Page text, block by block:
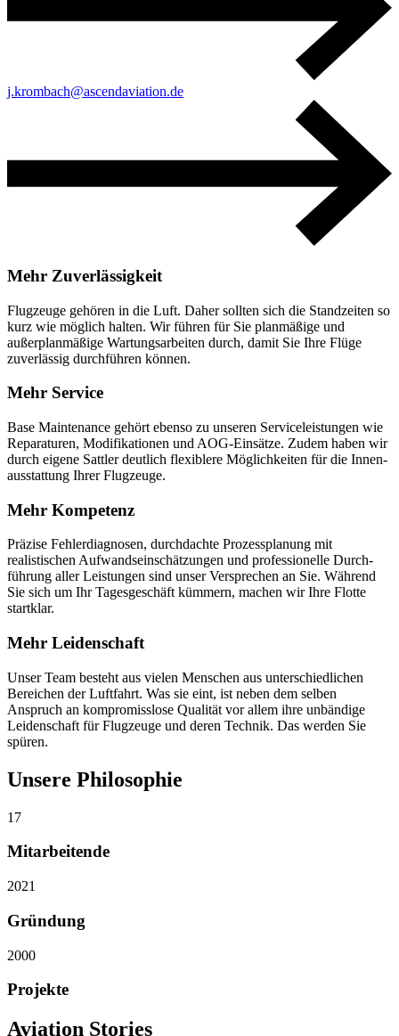
j.krombach@ascendaviation.de
Mehr Zuverläs­sigkeit
Flugzeuge gehören in die Luft. Daher sollten sich die Standzeiten so
kurz wie möglich halten. Wir führen für Sie planmäßige und
außerplan­mäßige Wartungs­arbeiten durch, damit Sie Ihre Flüge
zuverlässig durchführen können.
Mehr Service
Base Maintenance gehört ebenso zu unseren Service­leistungen wie
Reparaturen, Modifikationen und AOG-Einsätze. Zudem haben wir
durch eigene Sattler deutlich flexiblere Möglichkeiten für die Innen­
ausstattung Ihrer Flugzeuge.
Mehr Kompetenz
Präzise Fehler­diagnosen, durchdachte Prozessplanung mit
realistischen Aufwands­einschätzungen und profes­sionelle Durch­
führung aller Leistungen sind unser Versprechen an Sie. Während
Sie sich um Ihr Tagesge­schäft kümmern, machen wir Ihre Flotte
startklar.
Mehr Leiden­schaft
Unser Team besteht aus vielen Menschen aus unter­schied­lichen
Bereichen der Luftfahrt. Was sie eint, ist neben dem selben
Anspruch an kompro­misslose Qualität vor allem ihre unbändige
Leiden­schaft für Flugzeuge und deren Technik. Das werden Sie
spüren.
Unsere Philosophie
17
Mitarbeitende
2021
Gründung
2000
Projekte
Aviation Stories